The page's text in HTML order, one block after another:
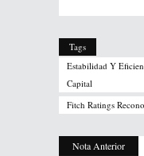
Tags
Estabilidad Y
Capital
Fitch Ratings
Nota Anterior